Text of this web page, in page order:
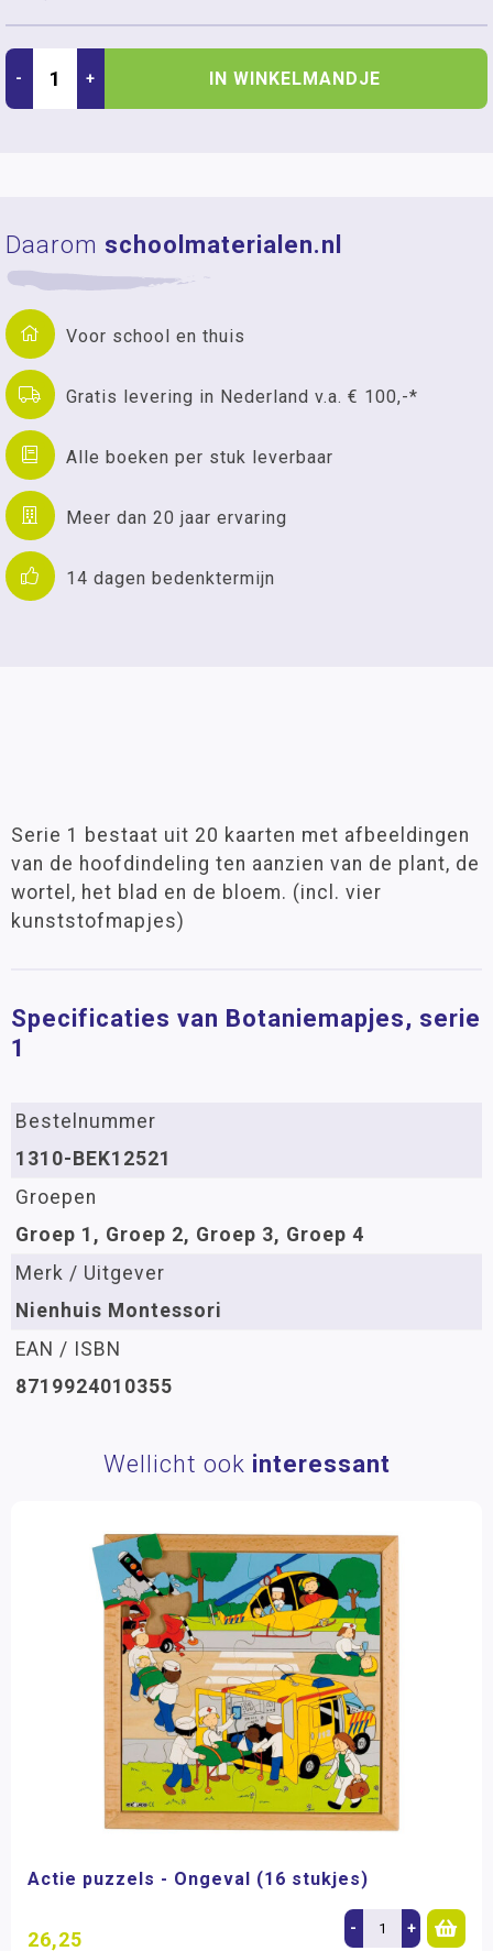
- + IN WINKELMANDJE
Daarom schoolmaterialen.nl
Voor school en thuis
Gratis levering in Nederland v.a. € 100,-*
Alle boeken per stuk leverbaar
Meer dan 20 jaar ervaring
14 dagen bedenktermijn
Serie 1 bestaat uit 20 kaarten met afbeeldingen
van de hoofdindeling ten aanzien van de plant, de
wortel, het blad en de bloem. (incl. vier
kunststofmapjes)
Specificaties van Botaniemapjes, serie
1
Bestelnummer
1310-BEK12521
Groepen
Groep 1, Groep 2, Groep 3, Groep 4
Merk / Uitgever
Nienhuis Montessori
EAN / ISBN
8719924010355
Wellicht ook interessant
Actie puzzels - Ongeval (16 stukjes)
26,25 - +